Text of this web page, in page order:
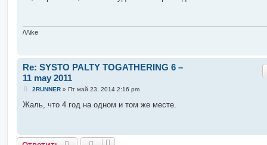
б
и
/\/\ike
Re: SYSTO PALTY TOGATHERING 6 –
11 may 2011
С
о
и
2RUNNER» Пт май 23, 2014 2:16 pm
Жаль, что 4 год на одном и том же месте.